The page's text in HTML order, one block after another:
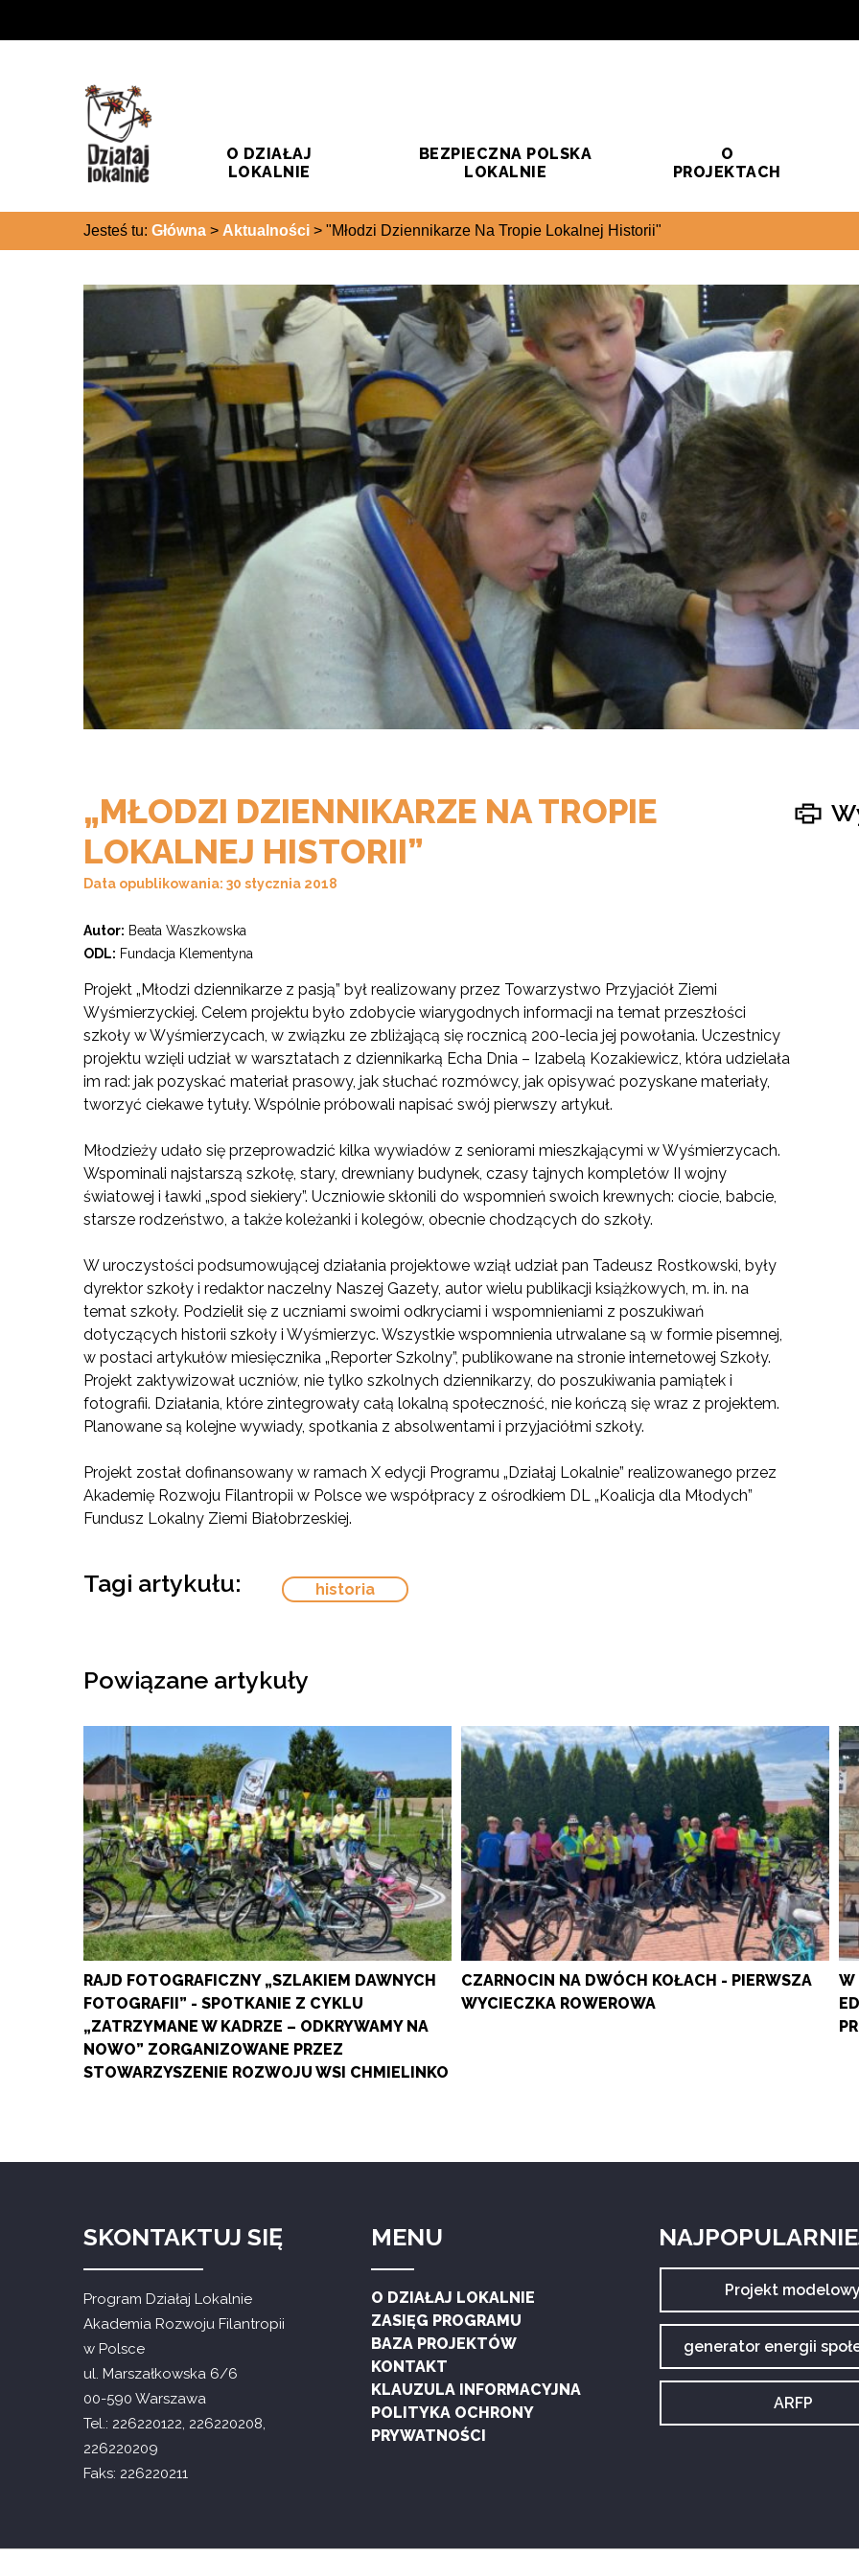
O DZIAŁAJ
LOKALNIE
BEZPIECZNA POLSKA
LOKALNIE
O
PROJEKTACH
Jesteś tu: Główna > Aktualności > "Młodzi Dziennikarze Na Tropie Lokalnej Historii"
„MŁODZI DZIENNIKARZE NA TROPIE
LOKALNEJ HISTORII”
Data opublikowania: 30 stycznia 2018
Autor: Beata Waszkowska
ODL: Fundacja Klementyna
Projekt „Młodzi dziennikarze z pasją” był realizowany przez Towarzystwo Przyjaciół Ziemi
Wyśmierzyckiej. Celem projektu było zdobycie wiarygodnych informacji na temat przeszłości
szkoły w Wyśmierzycach, w związku ze zbliżającą się rocznicą 200-lecia jej powołania. Uczestnicy
projektu wzięli udział w warsztatach z dziennikarką Echa Dnia – Izabelą Kozakiewicz, która udzielała
im rad: jak pozyskać materiał prasowy, jak słuchać rozmówcy, jak opisywać pozyskane materiały,
tworzyć ciekawe tytuły. Wspólnie próbowali napisać swój pierwszy artykuł.
Młodzieży udało się przeprowadzić kilka wywiadów z seniorami mieszkającymi w Wyśmierzycach.
Wspominali najstarszą szkołę, stary, drewniany budynek, czasy tajnych kompletów II wojny
światowej i ławki „spod siekiery”. Uczniowie skłonili do wspomnień swoich krewnych: ciocie, babcie,
starsze rodzeństwo, a także koleżanki i kolegów, obecnie chodzących do szkoły.
W uroczystości podsumowującej działania projektowe wziął udział pan Tadeusz Rostkowski, były
dyrektor szkoły i redaktor naczelny Naszej Gazety, autor wielu publikacji książkowych, m. in. na
temat szkoły. Podzielił się z uczniami swoimi odkryciami i wspomnieniami z poszukiwań
dotyczących historii szkoły i Wyśmierzyc. Wszystkie wspomnienia utrwalane są w formie pisemnej,
w postaci artykułów miesięcznika „Reporter Szkolny”, publikowane na stronie internetowej Szkoły.
Projekt zaktywizował uczniów, nie tylko szkolnych dziennikarzy, do poszukiwania pamiątek i
fotografii. Działania, które zintegrowały całą lokalną społeczność, nie kończą się wraz z projektem.
Planowane są kolejne wywiady, spotkania z absolwentami i przyjaciółmi szkoły.
Projekt został dofinansowany w ramach X edycji Programu „Działaj Lokalnie” realizowanego przez
Akademię Rozwoju Filantropii w Polsce we współpracy z ośrodkiem DL „Koalicja dla Młodych”
Fundusz Lokalny Ziemi Białobrzeskiej.
Tagi artykułu: historia
Powiązane artykuły
RAJD FOTOGRAFICZNY „SZLAKIEM DAWNYCH
FOTOGRAFII” - SPOTKANIE Z CYKLU
„ZATRZYMANE W KADRZE – ODKRYWAMY NA
NOWO” ZORGANIZOWANE PRZEZ
STOWARZYSZENIE ROZWOJU WSI CHMIELINKO
CZARNOCIN NA DWÓCH KOŁACH - PIERWSZA
WYCIECZKA ROWEROWA
W
SKONTAKTUJ SIĘ
Program Działaj Lokalnie
Akademia Rozwoju Filantropii
w Polsce
ul. Marszałkowska 6/6
00-590 Warszawa
Tel.: 226220122, 226220208,
226220209
Faks: 226220211
MENU
O DZIAŁAJ LOKALNIE
ZASIĘG PROGRAMU
BAZA PROJEKTÓW
KONTAKT
KLAUZULA INFORMACYJNA
POLITYKA OCHRONY
PRYWATNOŚCI
Archiwum
tagu:
Projekt modelowy
Archiwum
tagu:
generator energii
Archiwum
tagu:
ARFP